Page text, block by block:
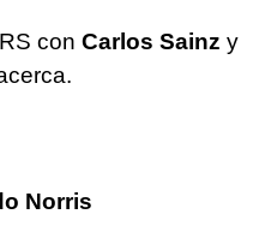
con Carlos Sainz y
Norris